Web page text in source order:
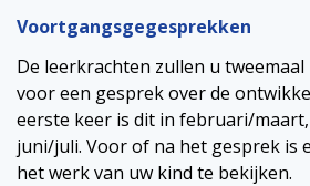
Voortgangsgegesprekken
De leerkrachten zullen u
voor een gesprek over de
eerste keer is dit in februari/
juni/juli. Voor of na het gesprek is
het werk van uw kind te bekijken.